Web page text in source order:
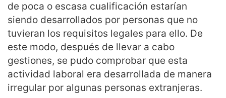
de poca o escasa cualificación estarían
siendo desarrollados por personas que no
tuvieran los requisitos legales para ello. De
este modo, después de llevar a cabo
gestiones, se pudo comprobar que esta
actividad laboral era desarrollada de manera
irregular por algunas personas extranjeras.